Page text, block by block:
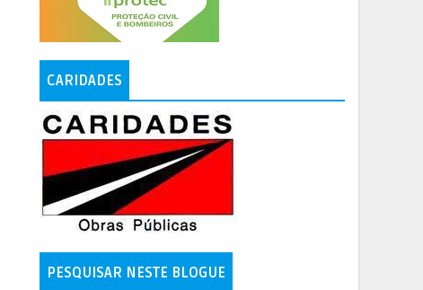
CARIDADES
PESQUISAR NESTE BLOGUE